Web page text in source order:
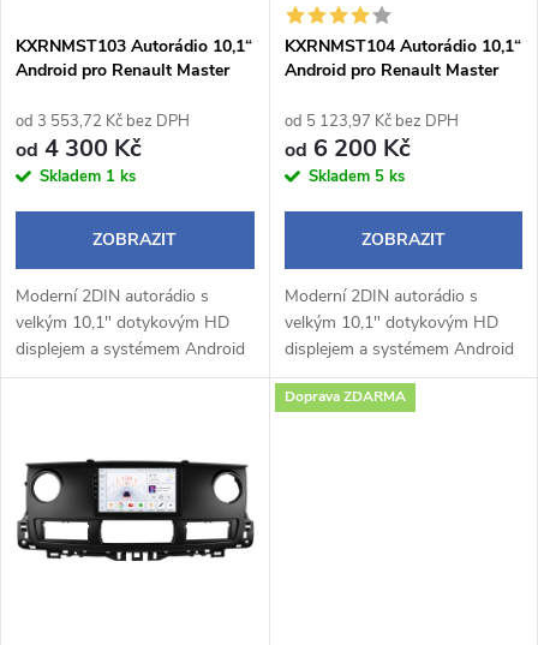
p
r
o
u
k
ů
s
p
r
o
d
u
k
t
ů
KXRNMST103 Autorádio 10,1“
Android pro Renault Master
od 3 553,72 Kč bez DPH
od 4 300 Kč
Skladem 1 ks
ZOBRAZIT
Moderní 2DIN autorádio s
velkým 10,1" dotykovým HD
displejem a systémem Android
14 přináší pohodlné a chytré
Android Auto...
KXRNMST104 Autorádio 10,1“
Android pro Renault Master
od 5 123,97 Kč bez DPH
od 6 200 Kč
Skladem 5 ks
ZOBRAZIT
Moderní 2DIN autorádio s
velkým 10,1" dotykovým HD
displejem a systémem Android
14 přináší pohodlné a chytré
ovládání během jízdy.
Doprava ZDARMA